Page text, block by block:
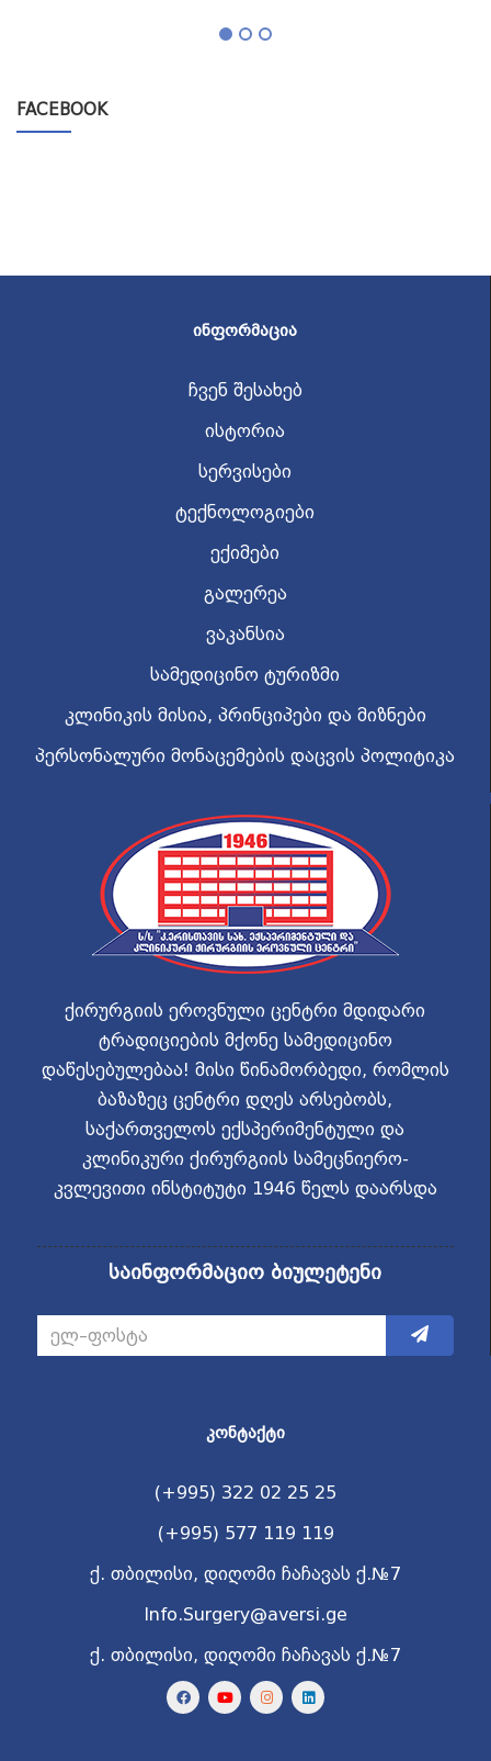
FACEBOOK
ᲘᲜᲤᲝᲠᲛᲐᲪᲘᲐ
ჩვენ შესახებ
ისტორია
სერვისები
ტექნოლოგიები
ექიმები
გალერეა
ვაკანსია
სამედიცინო ტურიზმი
კლინიკის მისია, პრინციპები და მიზნები
პერსონალური მონაცემების დაცვის პოლიტიკა
ქირურგიის ეროვნული ცენტრი მდიდარი
ტრადიციების მქონე სამედიცინო
დაწესებულებაა! მისი წინამორბედი, რომლის
ბაზაზეც ცენტრი დღეს არსებობს,
საქართველოს ექსპერიმენტული და
კლინიკური ქირურგიის სამეცნიერო-
კვლევითი ინსტიტუტი 1946 წელს დაარსდა
საინფორმაციო ბიულეტენი
ᲙᲝᲜᲢᲐᲥᲢᲘ
(+995) 322 02 25 25
(+995) 577 119 119
ქ. თბილისი, დიღომი ჩაჩავას ქ.№7
Info.Surgery@aversi.ge
ქ. თბილისი, დიღომი ჩაჩავას ქ.№7